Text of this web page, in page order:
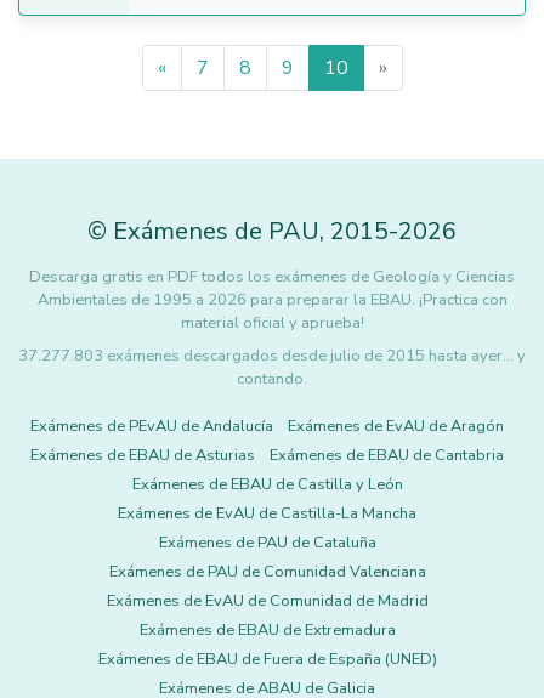
« 7 8 9 10 »
© Exámenes de PAU, 2015-2026
Descarga gratis en PDF todos los exámenes de Geología y Ciencias
Ambientales de 1995 a 2026 para preparar la EBAU. ¡Practica con
material oficial y aprueba!
37.277.803 exámenes descargados desde julio de 2015 hasta ayer... y
contando.
Exámenes de PEvAU de Andalucía
Exámenes de EvAU de Aragón
Exámenes de EBAU de Asturias
Exámenes de EBAU de Cantabria
Exámenes de EBAU de Castilla y León
Exámenes de EvAU de Castilla-La Mancha
Exámenes de PAU de Cataluña
Exámenes de PAU de Comunidad Valenciana
Exámenes de EvAU de Comunidad de Madrid
Exámenes de EBAU de Extremadura
Exámenes de EBAU de Fuera de España (UNED)
Exámenes de ABAU de Galicia